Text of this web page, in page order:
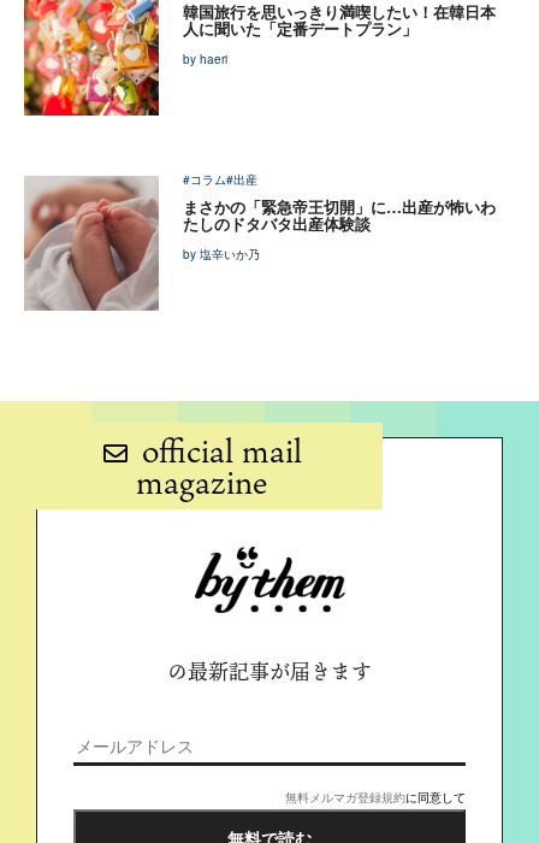
韓国旅行を思いっきり満喫したい！在韓日本
人に聞いた「定番デートプラン」
by haeri
#コラム#出産
まさかの「緊急帝王切開」に…出産が怖いわ
たしのドタバタ出産体験談
by 塩辛いか乃
official mail
magazine
の最新記事が届きます
無料メルマガ登録規約に同意して